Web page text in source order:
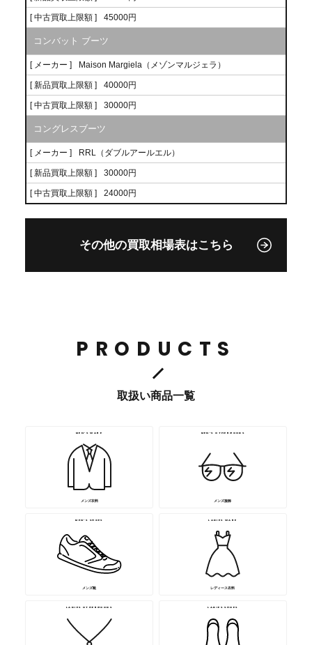
[ 中古買取上限額 ] 45000円
コンバット ブーツ
[ メーカー ] Maison Margiela（メゾンマルジェラ）
[ 新品買取上限額 ] 40000円
[ 中古買取上限額 ] 30000円
コングレスブーツ
[ メーカー ] RRL（ダブルアールエル）
[ 新品買取上限額 ] 30000円
[ 中古買取上限額 ] 24000円
その他の買取相場表はこちら
PRODUCTS
取扱い商品一覧
MEN’S WARE
メンズ衣料
MEN’S OTHERGOODS
メンズ服飾
MEN’S SHOES
メンズ靴
LADIES WARE
レディース衣料
LADIES OTHERGOODS LADIES SHOES